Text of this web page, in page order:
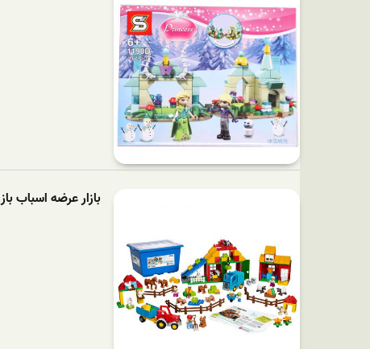
بازار عرضه اسباب